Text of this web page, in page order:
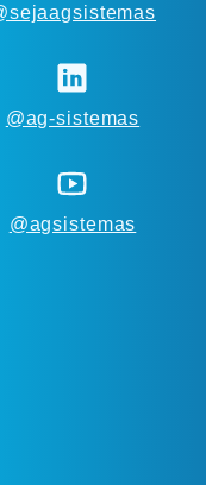
@ag-sistemas
@agsistemas